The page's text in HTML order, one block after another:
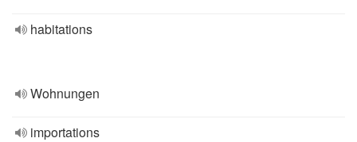
habitations
Wohnungen
importations